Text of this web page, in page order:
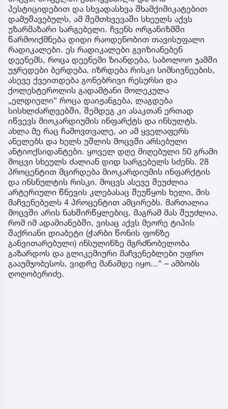
პესტიციდებით და სხვადასხვა შხამქიმიკატებით
დამუშავებულს, ამ შემთხვევაში სხეულს აქვს
უზარმაზარი სარგებელი. ჩვენს ორგანიზმში
წარმოიქმნება დიდი რაოდენობით თავისუფალი
რადიკალები. ეს რადიკალები გვიზიანებენ
დეენემს, როცა დეენემი ზიანდება, საბოლოო ჯამში
უჯრედები ბერდება, იზრდება რისკი სიმსივნეების,
ასევე ქვეითდება გონებრივი რესურსი და
ქოლესტეროლის გადამტანი მოლეკულა
„ელდიელი“ როცა დაიჟანგება, ლაგდება
სისხლძარღვებში, შემდეგ კი ასაკთან ერთად
იწვევს მიოკარდიუმის ინფარქტს და ინსულტს.
ახლა მე რაც ჩამოვთვალე, აი ამ ყველაფერს
ანელებს და ხელს უშლის მოცვში არსებული
ანტიოქსიდანტები. ყოველ დღე მიღებული 50 გრამი
მოცვი სხეულს ძალიან დიდ სარგებელს სძენს. 28
პროცენტით მცირდება მიოკარდიუმის ინფარქტის
და ინსნულტის რისკი. მოცვს ასევე შეუძლია
არტერიული წნევის კლებასაც შეუწყოს ხელი, მის
მაჩვენებელს 4 პროცენტით ამცირებს. მართალია
მოცვში არის ნახშირწყლებიც, მაგრამ მას შეუძლია,
რომ იმ ადამიანებში, ვისაც აქვს მეორე ტიპის
შაქრიანი დიაბეტი (ჭარბი წონის ფონზე
განვითარებული) ინსულინზე მგრძნობელობა
გაზარდოს და გლიკემიური მაჩვენებლები უფრო
გააუმჯობესოს, ვიდრე მანამდე იყო...“ – ამბობს
ღოღობერიძე.